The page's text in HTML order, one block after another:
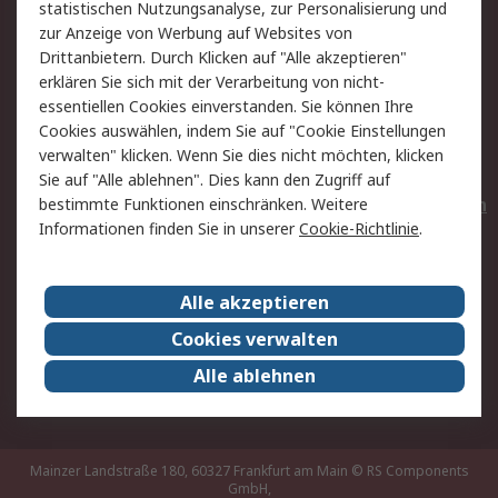
Hilfe
Privatkunden
Rechtliches
AGB
Datenschutz
Cookie-Richtlinie
Zahlungsbedingungen
Copyright/Impressum
Entsorgung
Elektrogeräte/Batterien
RS weltweit
Karriere bei RS
Nachhaltigkeit
Qualität/Umwelt/ZertifikatePresse-Center
Event-Center
Mainzer Landstraße 180, 60327 Frankfurt am Main © RS Components
GmbH,
statistischen Nutzungsanalyse, zur Personalisierung und
zur Anzeige von Werbung auf Websites von
Drittanbietern. Durch Klicken auf "Alle akzeptieren"
erklären Sie sich mit der Verarbeitung von nicht-
essentiellen Cookies einverstanden. Sie können Ihre
Cookies auswählen, indem Sie auf "Cookie Einstellungen
verwalten" klicken. Wenn Sie dies nicht möchten, klicken
Sie auf "Alle ablehnen". Dies kann den Zugriff auf
bestimmte Funktionen einschränken. Weitere
Informationen finden Sie in unsererCookie-Richtlinie.
Alle akzeptieren
Cookies verwalten
Alle ablehnen